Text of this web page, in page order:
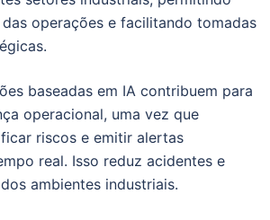
operações e facilitando tomadas
baseadas em IA contribuem para
operacional, uma vez que
riscos e emitir alertas
real. Isso reduz acidentes e
ambientes industriais.